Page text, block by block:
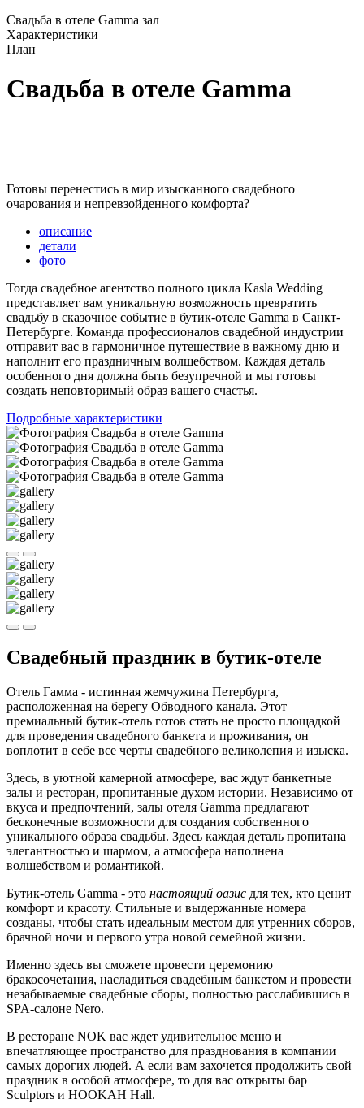
Свадьба в отеле Gamma зал
Характеристики
План
Свадьба в отеле Gamma
Готовы перенестись в мир изысканного свадебного
очарования и непревзойденного комфорта?
описание
детали
фото
Тогда свадебное агентство полного цикла Kasla Wedding
представляет вам уникальную возможность превратить
свадьбу в сказочное событие в бутик-отеле Gamma в Санкт-
Петербурге. Команда профессионалов свадебной индустрии
отправит вас в гармоничное путешествие в важному дню и
наполнит его праздничным волшебством. Каждая деталь
особенного дня должна быть безупречной и мы готовы
создать неповторимый образ вашего счастья.
Подробные характеристики
Свадебный праздник в бутик-отеле
Отель Гамма - истинная жемчужина Петербурга,
расположенная на берегу Обводного канала. Этот
премиальный бутик-отель готов стать не просто площадкой
для проведения свадебного банкета и проживания, он
воплотит в себе все черты свадебного великолепия и изыска.
Здесь, в уютной камерной атмосфере, вас ждут банкетные
залы и ресторан, пропитанные духом истории. Независимо от
вкуса и предпочтений, залы отеля Gamma предлагают
бесконечные возможности для создания собственного
уникального образа свадьбы. Здесь каждая деталь пропитана
элегантностью и шармом, а атмосфера наполнена
волшебством и романтикой.
Бутик-отель Gamma - это настоящий оазис для тех, кто ценит
комфорт и красоту. Стильные и выдержанные номера
созданы, чтобы стать идеальным местом для утренних сборов,
брачной ночи и первого утра новой семейной жизни.
Именно здесь вы сможете провести церемонию
бракосочетания, насладиться свадебным банкетом и провести
незабываемые свадебные сборы, полностью расслабившись в
SPA-салоне Nero.
В ресторане NOK вас ждет удивительное меню и
впечатляющее пространство для празднования в компании
самых дорогих людей. А если вам захочется продолжить свой
праздник в особой атмосфере, то для вас открыты бар
Sculptors и HOOKAH Hall.